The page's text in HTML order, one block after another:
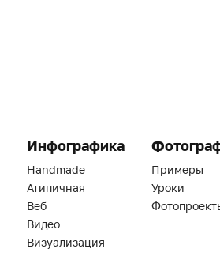
Инфографика
Handmade
Атипичная
Веб
Видео
Визуализация
Примеры
Уроки